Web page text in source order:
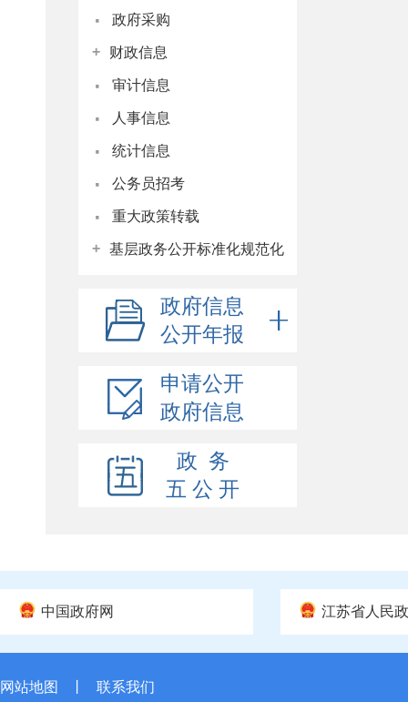
· 政府采购
+ 财政信息
· 审计信息
· 人事信息
· 统计信息
· 公务员招考
· 重大政策转载
+ 基层政务公开标准化规范化
政府信息
公开年报
申请公开
政府信息
政 务
五 公 开
中国政府网 江苏省人民
网站地图 联系我们